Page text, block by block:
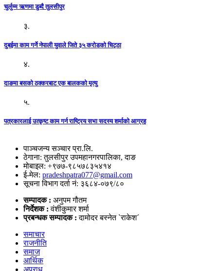
चुर्लुम्म ऋणमा डुब्दै तुलसीपुर
३.
दुबईमा काम गर्ने नेपाली युवाले जिते ३५ करोडको चिट्ठा
४.
दाङमा बसको ठक्करबाट एक बालकको मृत्यु
५.
पत्रकारलाई उत्कृष्ट काम गर्न राष्ट्रिय सभा सदस्य शर्माको आग्रह
पाञ्चजन्य सञ्चार प्रा.लि.
ठेगाना: तुलसीपुर उपमहानगरपालिका, दाङ
मोबाइल: +९७७-९८५७८३५४१४
ई-मेल: pradeshpatra077@gmail.com
सूचना विभाग दर्ता नं: ३६८४-०७९/८०
सम्पादक : अनुपम गौतम
निर्देशक :वंशीकुमार शर्मा
प्रबन्धक सम्पादक :दामोदर बस्नेत `राकेश´
समाचार
राजनीति
समाज
आर्थिक
अपराध